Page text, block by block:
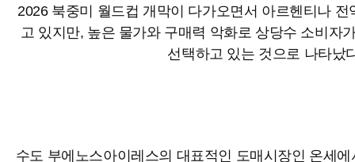
2026 북중미 월드컵 개막이 다가오면서 아르헨티나
고 있지만, 높은 물가와 구매력 악화로 상당수 소비자
선택하고 있는 것으로 나타났
수도 부에노스아이레스의 대표적인 도매시장인 온세